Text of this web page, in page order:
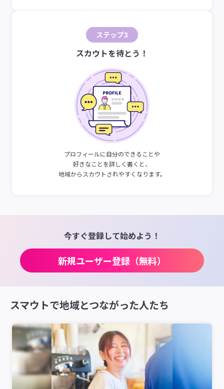
ステップ3
スカウトを待とう！
プロフィールに自分のできることや
好きなことを詳しく書くと、
地域からスカウトされやすくなります。
今すぐ登録して始めよう！
新規ユーザー登録（無料）
スマウトで地域とつながった人たち